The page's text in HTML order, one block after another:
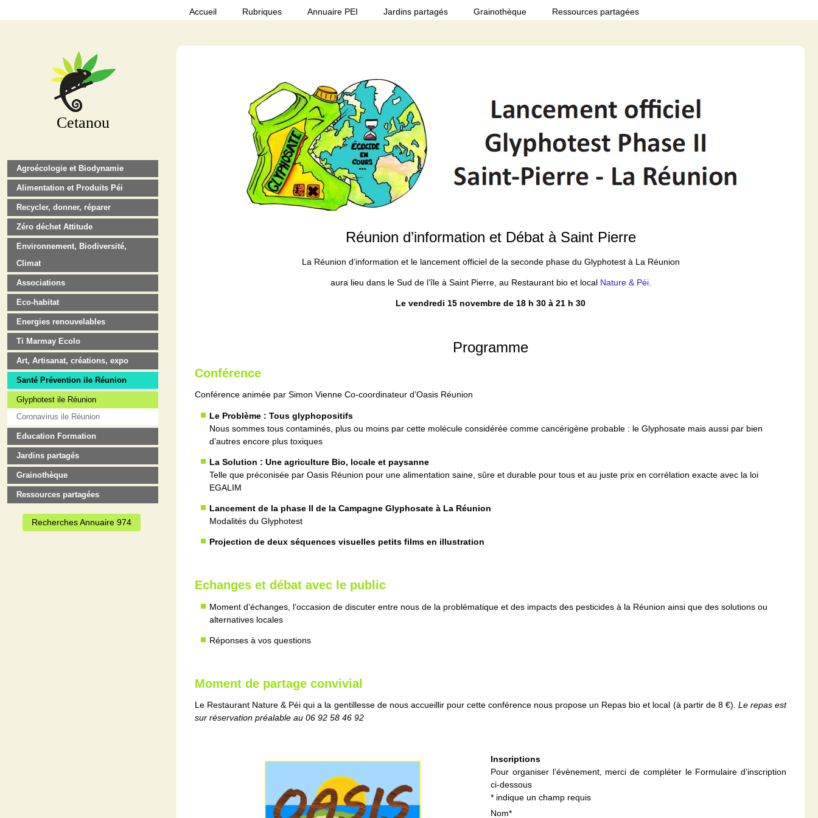
Accueil Rubriques Annuaire PEI Jardins partagés Grainothèque Ressources partagées
Cetanou
Agroécologie et Biodynamie
Alimentation et Produits Péi
Recycler, donner, réparer
Zéro déchet Attitude
Environnement, Biodiversité,
Climat
Associations
Eco-habitat
Energies renouvelables
Ti Marmay Ecolo
Art, Artisanat, créations, expo
Santé Prévention ile Réunion
Glyphotest ile Réunion
Coronavirus ile Réunion
Education Formation
Jardins partagés
Grainothèque
Ressources partagées
Recherches Annuaire 974
Réunion d’information et Débat à Saint Pierre
La Réunion d’information et le lancement officiel de la seconde phase du Glyphotest à La Réunion
aura lieu dans le Sud de l’île à Saint Pierre, au Restaurant bio et local Nature & Péi.
Le vendredi 15 novembre de 18 h 30 à 21 h 30
Programme
Conférence
Conférence animée par Simon Vienne Co-coordinateur d’Oasis Réunion
Le Problème : Tous glyphopositifs
Nous sommes tous contaminés, plus ou moins par cette molécule considérée comme cancérigène probable : le Glyphosate mais aussi par bien
d’autres encore plus toxiques
La Solution : Une agriculture Bio, locale et paysanne
Telle que préconisée par Oasis Réunion pour une alimentation saine, sûre et durable pour tous et au juste prix en corrélation exacte avec la loi
EGALIM
Lancement de la phase II de la Campagne Glyphosate à La Réunion
Modalités du Glyphotest
Projection de deux séquences visuelles petits films en illustration
Echanges et débat avec le public
Moment d’échanges, l’occasion de discuter entre nous de la problématique et des impacts des pesticides à la Réunion ainsi que des solutions ou
alternatives locales
Réponses à vos questions
Moment de partage convivial
Le Restaurant Nature & Péi qui a la gentillesse de nous accueillir pour cette conférence nous propose un Repas bio et local (à partir de 8 €). Le repas est
sur réservation préalable au 06 92 58 46 92
Inscriptions
Pour organiser l’évènement, merci de compléter le Formulaire d’inscription
ci-dessous
* indique un champ requis
Nom*